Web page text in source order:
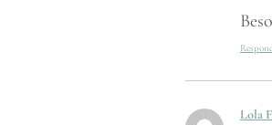
Lola